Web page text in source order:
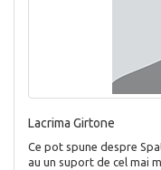
Lacrima Girtone
Ce pot spune despre
au un suport de cel mai